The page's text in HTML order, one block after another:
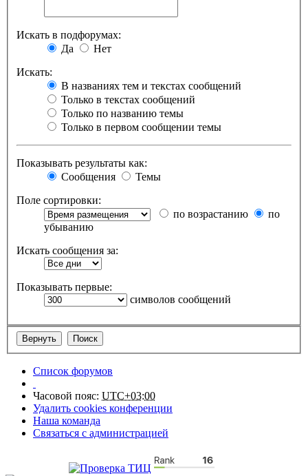
Искать в подфорумах:
Да
Нет
Искать:
В названиях тем и текстах сообщений
Только в текстах сообщений
Только по названию темы
Только в первом сообщении темы
Показывать результаты как:
Сообщения
Темы
Поле сортировки:
по возрастанию
по
убыванию
Искать сообщения за:
Показывать первые:
символов сообщений
Список форумов
Часовой пояс: UTC+03:00
Удалить cookies конференции
Наша команда
Связаться с администрацией